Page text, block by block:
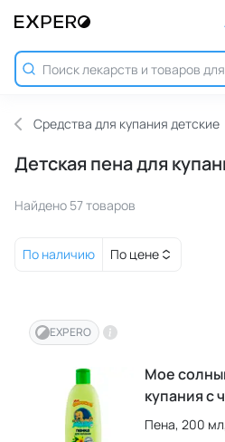
Средства для купания детские
Детская пена для
Найдено 57 товаров
По наличию По цене
EXPERO
Мое
купания с
Пена, 200 мл,